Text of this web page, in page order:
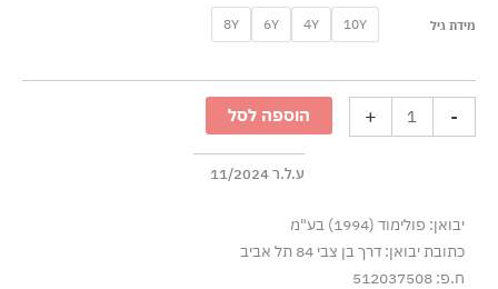
מידת גיל 10Y
4Y
6Y
8Y
-
ילדים
עם
שחור
+ הוספה לסל
ע.ל.ר 11/2024
יבואן: פולימוד (1994) בע"מ
כתובת יבואן: דרך בן צבי 84 תל אביב
ח.פ: 512037508